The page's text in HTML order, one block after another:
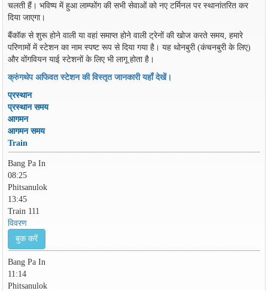
चलती हैं। भविष्य में हुआ लाम्फोंग की सभी सेवाओं को नए टर्मिनल पर स्थानांतरित कर
दिया जाएगा।
बैंकॉक से शुरू होने वाली या वहां समाप्त होने वाली ट्रेनों की खोज करते समय, हमारे
परिणामों में स्टेशन का नाम स्पष्ट रूप से दिया गया है। यह थोनबुरी (कंचनबुरी के लिए)
और वोंगवियन याई स्टेशनों के लिए भी लागू होता है।
क्रुंगथेप अफिवत स्टेशन की विस्तृत जानकारी यहाँ देखें।
प्रस्थान
प्रस्थान समय
आगमन
आगमन समय
Train
Bang Pa In
08:25
Phitsanulok
13:45
Train 111
विवरण
बुक करें
Bang Pa In
11:14
Phitsanulok